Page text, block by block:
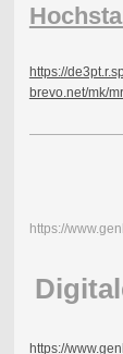
https://
brevo.net/mk/
https://
https://